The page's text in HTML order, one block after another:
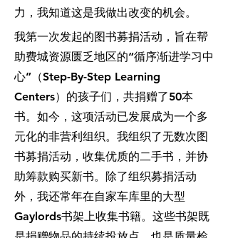
力，我知道这是我做出改变的机会。
我第一次发起的图书募捐活动，旨在帮
助费城资源匮乏地区的“循序渐进学习中
心”（Step-By-Step Learning
Centers）的孩子们，共捐赠了50本
书。如今，这项活动已发展成为一个多
元化的非营利组织。我组织了无数次图
书募捐活动，收集优质的二手书，并协
助筹款购买新书。除了组织募捐活动
外，我还常年在自家车库里的大型
Gaylords书架上收集书籍。这些书架既